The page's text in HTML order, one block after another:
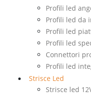
Profili led
Profili led da
Profili led
Profili led
Connettori
Profili led
Strisce Led
Strisce led